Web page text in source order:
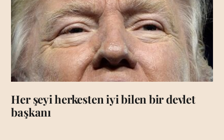
Her şeyi herkesten iyi bilen bir devlet
başkanı